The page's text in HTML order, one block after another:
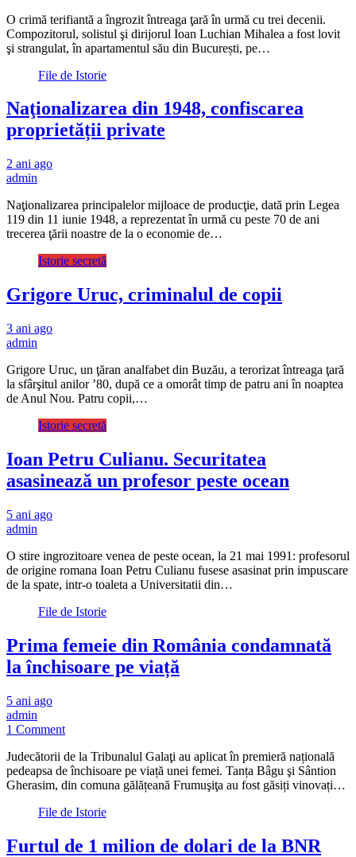
O crimă terifiantă a îngrozit întreaga ţară în urmă cu trei decenii.
Compozitorul, solistul şi dirijorul Ioan Luchian Mihalea a fost lovit
şi strangulat, în apartamentul său din București, pe…
File de Istorie
Naţionalizarea din 1948, confiscarea
proprietății private
2 ani ago
admin
Naţionalizarea principalelor mijloace de producţie, dată prin Legea
119 din 11 iunie 1948, a reprezentat în urmă cu peste 70 de ani
trecerea ţării noastre de la o economie de…
Istorie secretă
Grigore Uruc, criminalul de copii
3 ani ago
admin
Grigore Uruc, un ţăran analfabet din Buzău, a terorizat întreaga ţară
la sfârşitul anilor ’80, după ce a omorât timp de patru ani în noaptea
de Anul Nou. Patru copii,…
Istorie secretă
Ioan Petru Culianu. Securitatea
asasinează un profesor peste ocean
5 ani ago
admin
O stire ingrozitoare venea de peste ocean, la 21 mai 1991: profesorul
de origine romana Ioan Petru Culianu fusese asasinat prin impuscare
de la spate, intr-o toaleta a Universitatii din…
File de Istorie
Prima femeie din România condamnată
la închisoare pe viață
5 ani ago
admin
1 Comment
Judecătorii de la Tribunalul Galaţi au aplicat în premieră națională
pedeapsa de închisoare pe viață unei femei. Tanța Bâgu şi Sântion
Gherasim, din comuna gălățeană Frumuşiţa au fost găsiți vinovați…
File de Istorie
Furtul de 1 milion de dolari de la BNR